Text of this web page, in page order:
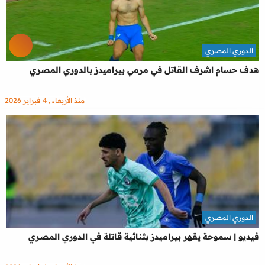
هدف حسام اشرف القاتل في مرمي بيراميدز بالدوري المصري
الدوري المصري
منذ الأربعاء , 4 فبراير 2026
فيديو | سموحة يقهر بيراميدز بثنائية قاتلة في الدوري المصري
الدوري المصري